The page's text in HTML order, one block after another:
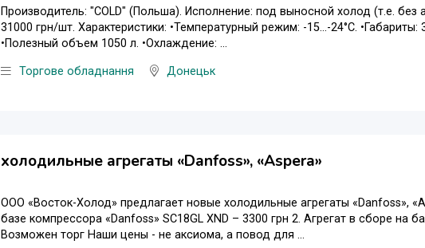
Производитель: "COLD" (Польша). Исполнение: под выносной холод (т.е. без
31000 грн/шт. Характеристики: •Температурный режим: -15...-24°С.
•Полезный объем 1050 л. •Охлаждение: ...
Торгове обладнання Донецьк
холодильные агрегаты «Danfoss», «Aspera»
ООО «Восток-Холод» предлагает новые холодильные агрегаты «Danfoss»,
базе компрессора «Danfoss» SC18GL XND – 3300 грн 2. Агрегат в сборе на
Возможен торг Наши цены - не аксиома, а повод для ...